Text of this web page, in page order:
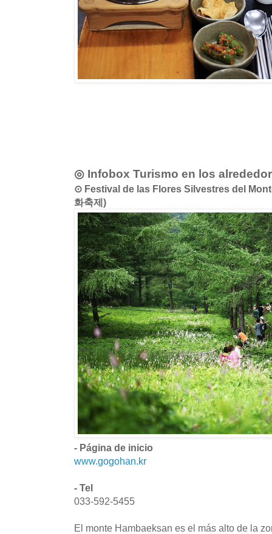
◎ Infobox Turismo en los
⊙ Festival de las Flores Silvestres del
화축제)
- Página de inicio
www.gogohan.kr
- Tel
033-592-5455
El monte Hambaeksan es el más alto de la